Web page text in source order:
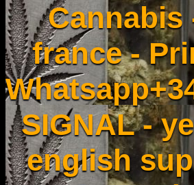
Cannabis
france -
SIGNAL -
english